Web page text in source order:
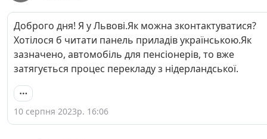
Доброго дня! Я у Львові.Як можна зконтактуватися?
Хотілося б читати панель приладів українською.Як
зазначено, автомобіль для пенсіонерів, то вже
затягується процес перекладу з нідерландської.
10 серпня 2023р. 16:06